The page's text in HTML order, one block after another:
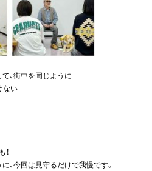
、街中を同じように
ない
、今回は見守るだけで我慢です。